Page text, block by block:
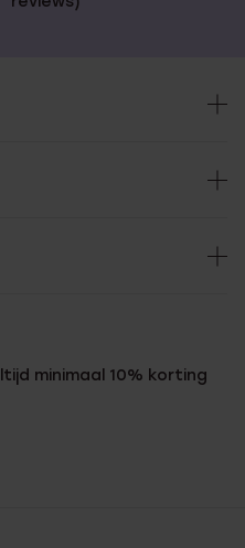
minimaal 10% korting